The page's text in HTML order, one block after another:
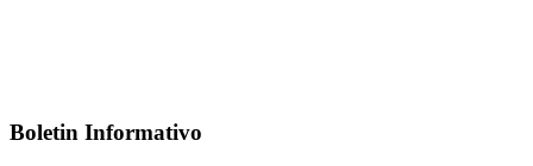
Boletin Informativo